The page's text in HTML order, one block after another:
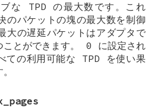
な TPD の最大数です。これ
のパケットの塊の最大数を制御
大の遅延パケットはアダプタで
ことができます。 0 に設定され
ての利用可能な TPD を使い果